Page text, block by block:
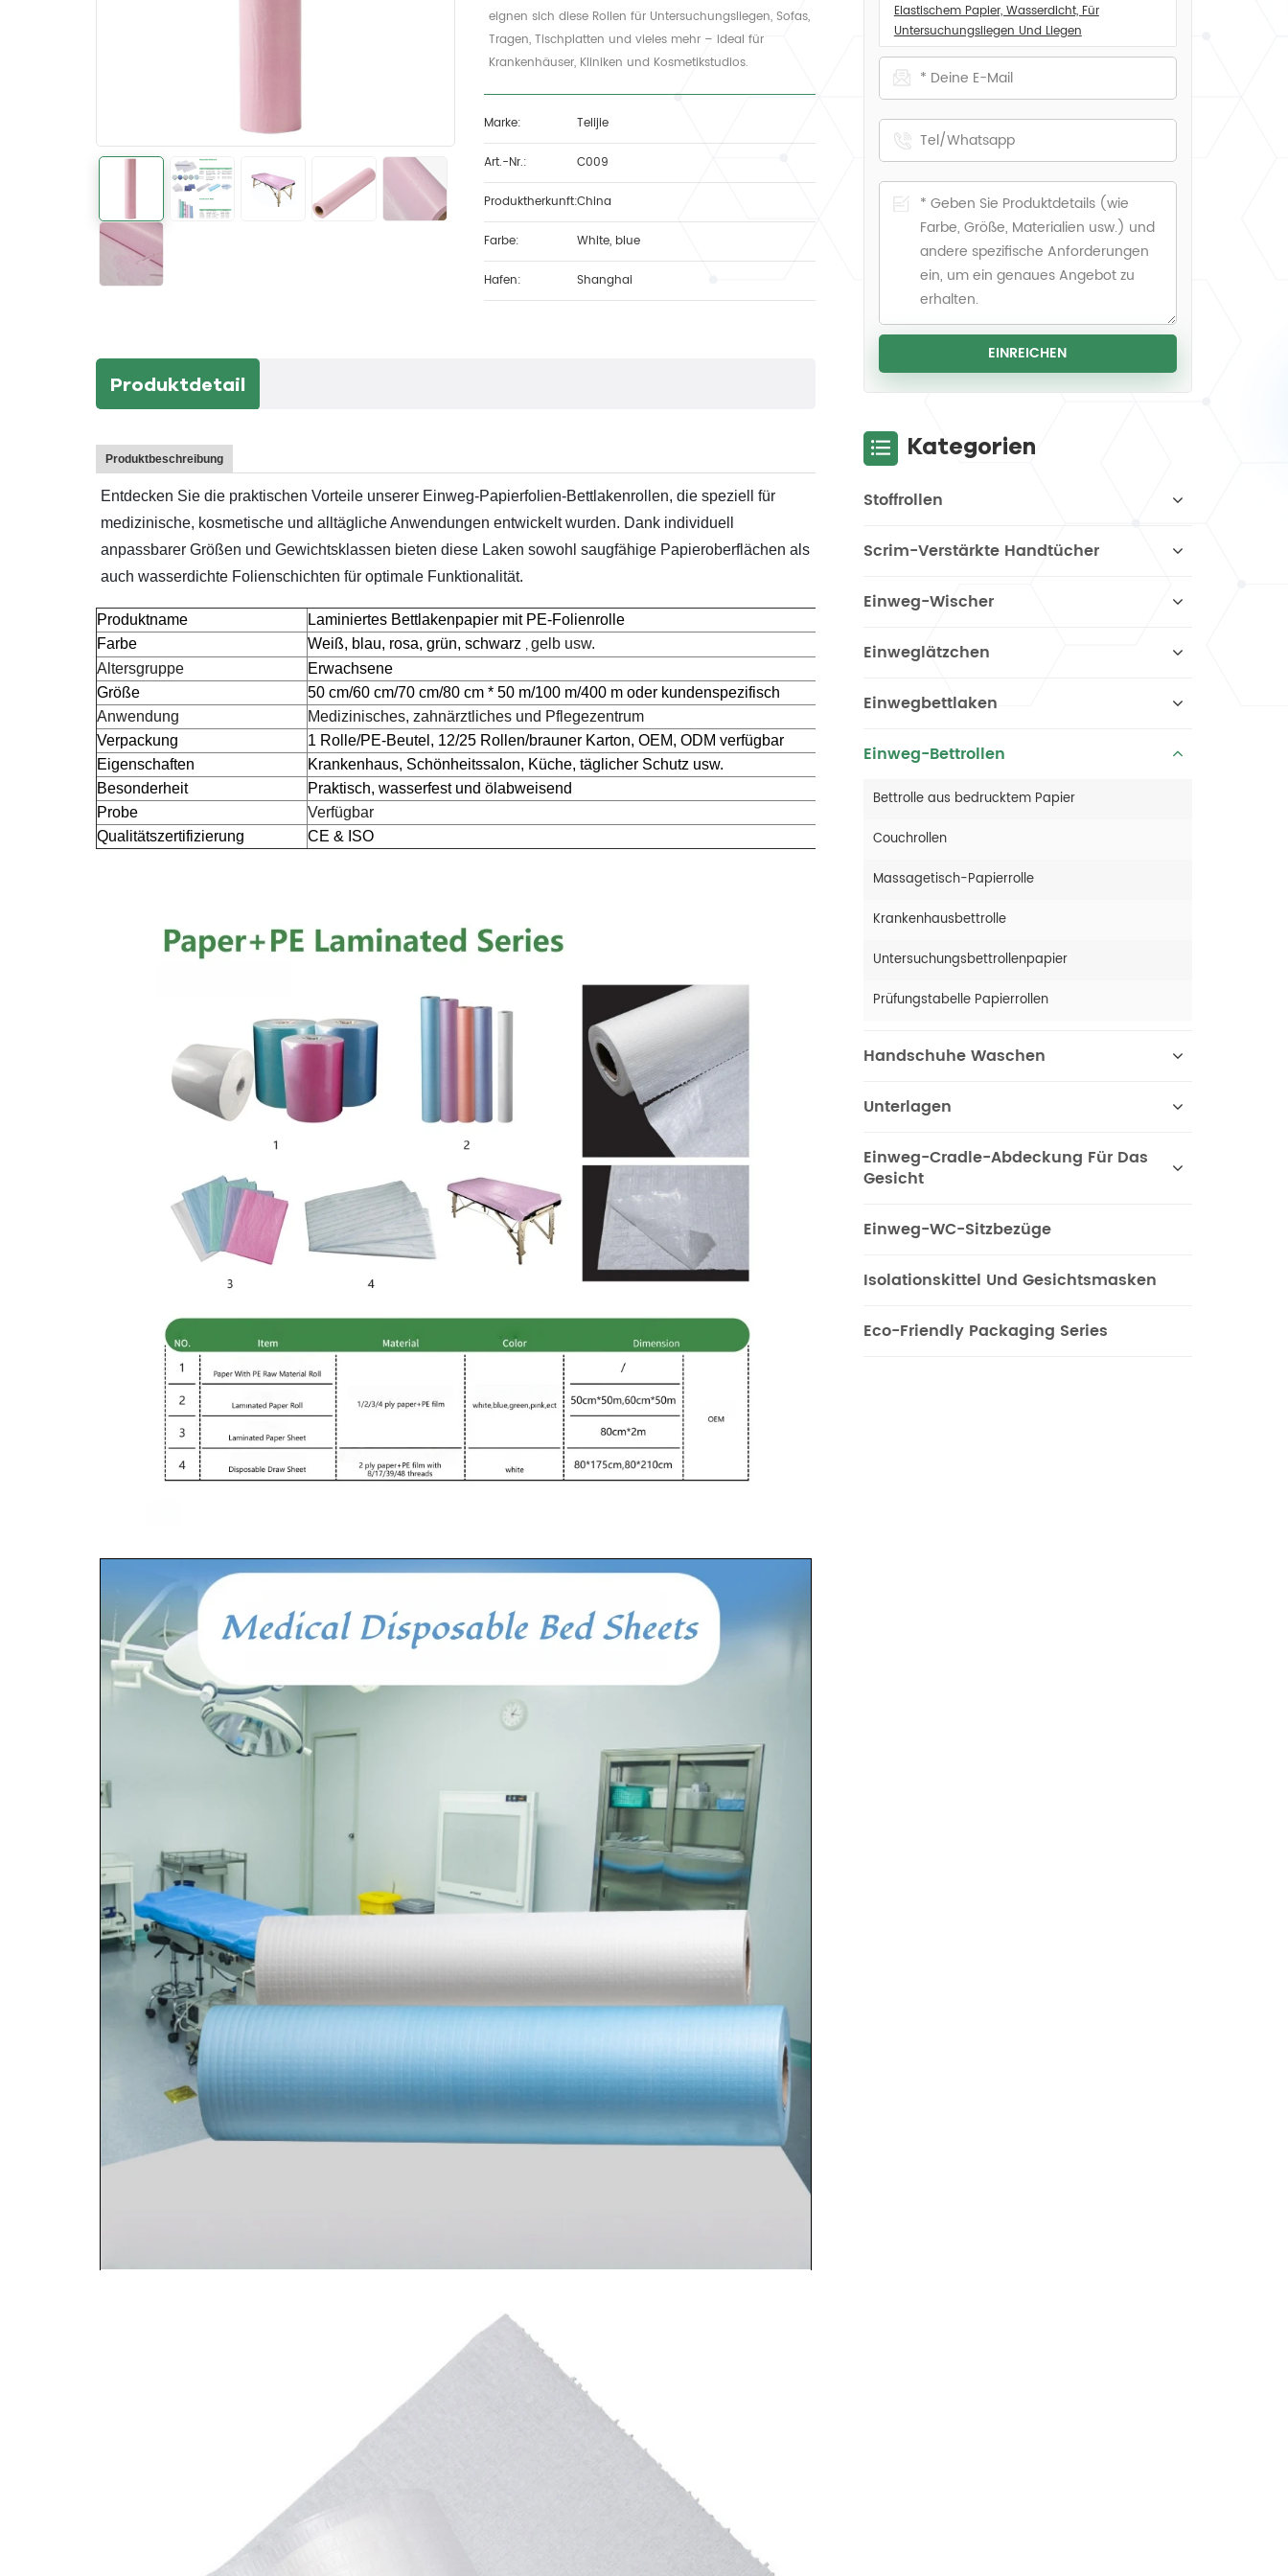
eignen sich diese Rollen für Untersuchungsliegen, Sofas,
Tragen, Tischplatten und vieles mehr – ideal für
Krankenhäuser, Kliniken und Kosmetikstudios.
Marke: Telijie
Art.-Nr.: C009
Produktherkunft:China
Farbe: White, blue
Hafen: Shanghai
Produktdetail
Produktbeschreibung
Entdecken Sie die praktischen Vorteile unserer Einweg-Papierfolien-Bettlakenrollen, die speziell für
medizinische, kosmetische und alltägliche Anwendungen entwickelt wurden. Dank individuell
anpassbarer Größen und Gewichtsklassen bieten diese Laken sowohl saugfähige Papieroberflächen als
auch wasserdichte Folienschichten für optimale Funktionalität.
Produktname
Laminiertes Bettlakenpapier mit PE-Folienrolle
Farbe
Weiß, blau, rosa, grün, schwarz , gelb usw.
Altersgruppe
Erwachsene
Größe
50 cm/60 cm/70 cm/80 cm * 50 m/100 m/400 m oder kundenspezifisch
Anwendung
Medizinisches, zahnärztliches und Pflegezentrum
Verpackung
1 Rolle/PE-Beutel, 12/25 Rollen/brauner Karton, OEM, ODM verfügbar
Eigenschaften
Krankenhaus, Schönheitssalon, Küche, täglicher Schutz usw.
Besonderheit
Praktisch, wasserfest und ölabweisend
Probe
Verfügbar
Qualitätszertifizierung
CE & ISO
Elastischem Papier, Wasserdicht, Für
Untersuchungsliegen Und Liegen
Kategorien
Stoffrollen
Scrim-Verstärkte Handtücher
Einweg-Wischer
Einweglätzchen
Einwegbettlaken
Einweg-Bettrollen
Bettrolle aus bedrucktem Papier
Couchrollen
Massagetisch-Papierrolle
Krankenhausbettrolle
Untersuchungsbettrollenpapier
Prüfungstabelle Papierrollen
Handschuhe Waschen
Unterlagen
Einweg-Cradle-Abdeckung Für Das
Gesicht
Einweg-WC-Sitzbezüge
Isolationskittel Und Gesichtsmasken
Eco-Friendly Packaging Series